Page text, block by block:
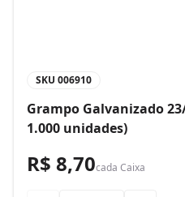
SKU 006910
Grampo Galvanizado
1.000 unidades)
R$ 8,70cada Caixa